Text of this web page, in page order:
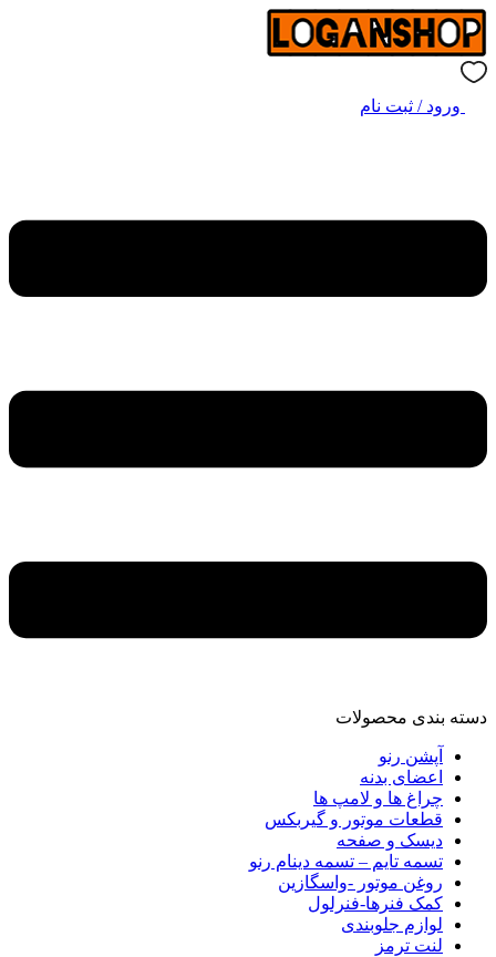
ورود / ثبت نام
دسته‌ بندی محصولات
آپشن رنو
اعضای بدنه
چراغ ها و لامپ ها
قطعات موتور و گیربکس
دیسک و صفحه
تسمه تایم – تسمه دینام رنو
روغن موتور -واسگازین
کمک فنرها-فنرلول
لوازم جلوبندی
لنت ترمز